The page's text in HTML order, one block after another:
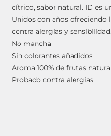
cítrico, sabor natural. ID es
Unidos con años ofreciendo
contra alergias y sensibilidad.
No mancha
Sin colorantes añadidos
Aroma 100% de frutas
Probado contra alergias